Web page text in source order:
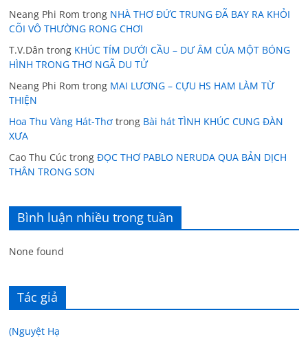
Neang Phi Rom trong NHÀ THƠ ĐỨC TRUNG ĐÃ BAY RA KHỎI
CÕI VÔ THƯỜNG RONG CHƠI
T.V.Dân trong KHÚC TÍM DƯỚI CẦU – DƯ ÂM CỦA MỘT BÓNG
HÌNH TRONG THƠ NGÃ DU TỬ
Neang Phi Rom trong MAI LƯƠNG – CỰU HS HAM LÀM TỪ
THIỆN
Hoa Thu Vàng Hát-Thơ trong Bài hát TÌNH KHÚC CUNG ĐÀN
XƯA
Cao Thu Cúc trongĐỌC THƠ PABLO NERUDA QUA BẢN DỊCH
THÂN TRONG SƠN
Bình luận nhiều trong tuần
None found
Tác giả
(Nguyệt Hạ